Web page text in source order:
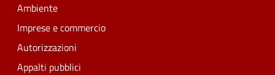
Ambiente
Imprese e commercio
Autorizzazioni
Appalti pubblici